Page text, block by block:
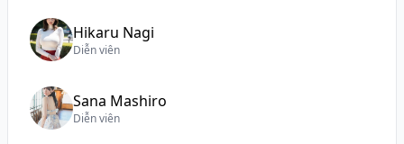
Hikaru Nagi
Diễn viên
Sana Mashiro
Diễn viên